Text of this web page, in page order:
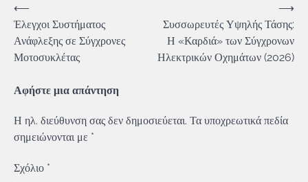
Πλοήγηση
άρθρων
⟵
Έλεγχοι Συστήματος
Ανάφλεξης σε Σύγχρονες
Μοτοσυκλέτας
Συσσωρευτές Υψηλής Τάσης:
Η «Καρδιά» των Σύγχρονων
Ηλεκτρικών Οχημάτων (2026)
⟶
Αφήστε μια απάντηση
Η ηλ. διεύθυνση σας δεν δημοσιεύεται. Τα υποχρεωτικά πεδία
σημειώνονται με *
Σχόλιο *